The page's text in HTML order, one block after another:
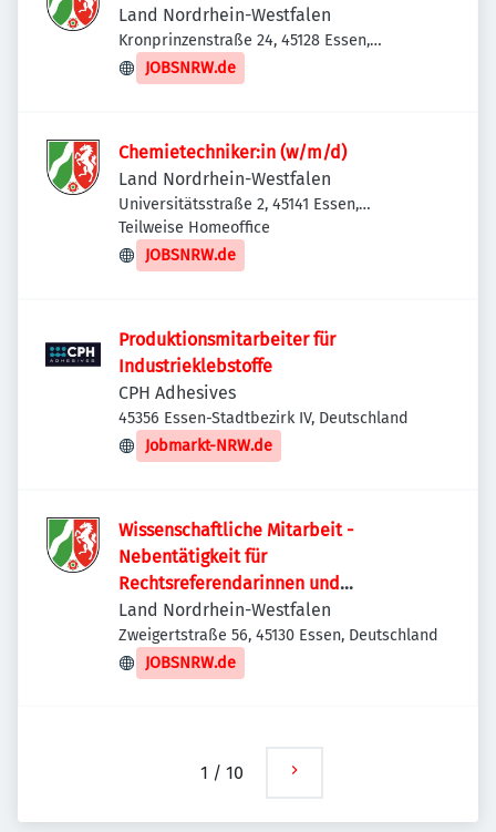
Land Nordrhein-Westfalen
Kronprinzenstraße 24, 45128 Essen,
Deutschland
JOBSNRW.de
Chemietechniker:in (w/m/d)
Land Nordrhein-Westfalen
Universitätsstraße 2, 45141 Essen,
Deutschland
Teilweise Homeoffice
JOBSNRW.de
Produktionsmitarbeiter für
Industrieklebstoffe
CPH Adhesives
45356 Essen-Stadtbezirk IV, Deutschland
Jobmarkt-NRW.de
Wissenschaftliche Mitarbeit -
Nebentätigkeit für
Rechtsreferendarinnen und
Rechtsreferendare (m/w/d) bei der
Staatsanwaltschaft Essen
Land Nordrhein-Westfalen
Zweigertstraße 56, 45130 Essen, Deutschland
JOBSNRW.de
1 / 10